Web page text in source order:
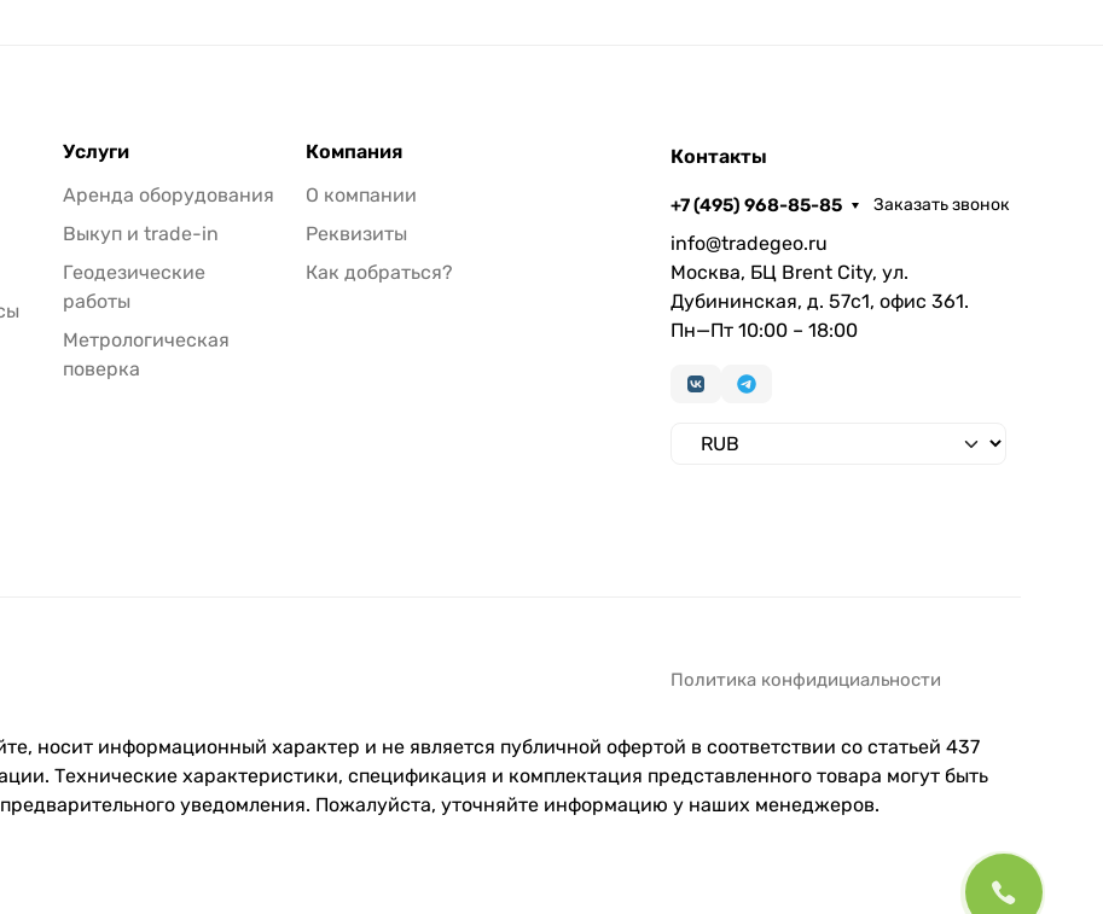
Услуги
Аренда оборудования
Выкуп и trade-in
Геодезические
работы
Метрологическая
поверка
Компания
О компании
Реквизиты
Как добраться?
Контакты
+7 (495) 968-85-85 Заказать звонок
info@tradegeo.ru
Москва, БЦ Brent City, ул.
Дубининская, д. 57с1, офис 361.
Пн—Пт 10:00 – 18:00
Политика конфидициальности
носит информационный характер и не является публичной офертой в соответствии со статьей 437
Технические характеристики, спецификация и комплектация представленного товара могут быть
уведомления. Пожалуйста, уточняйте информацию у наших менеджеров.